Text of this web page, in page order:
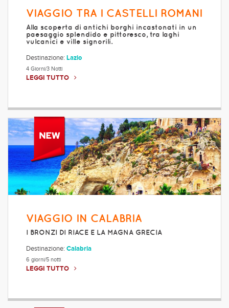
VIAGGIO TRA I CASTELLI ROMANI
Alla scoperta di antichi borghi incastonati in un
paesaggio splendido e pittoresco, tra laghi
vulcanici e ville signorili.
Destinazione: Lazio
4 Giorni/3 Notti
LEGGI TUTTO
VIAGGIO IN CALABRIA
I BRONZI DI RIACE E LA MAGNA GRECIA
Destinazione: Calabria
6 giorni/5 notti
LEGGI TUTTO